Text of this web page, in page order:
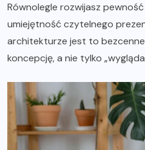
Równolegle rozwijasz
umiejętność czytelnego
architekturze jest to
koncepcję, a nie tylko